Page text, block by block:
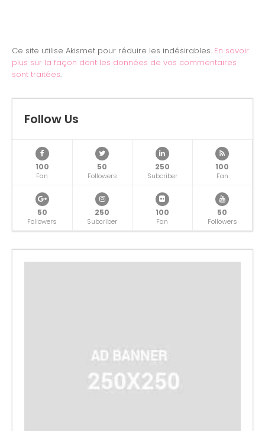
Ce site utilise Akismet pour réduire les indésirables. En savoir
plus sur la façon dont les données de vos commentaires
sont traitées.
Follow Us
100
Fan
50
Followers
250
Subcriber
100
Fan
50
Followers
250
Subcriber
100
Fan
50
Followers